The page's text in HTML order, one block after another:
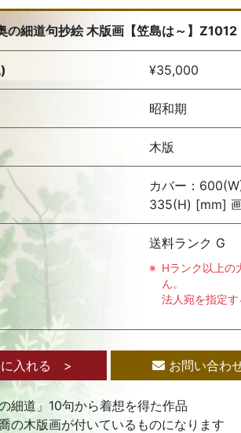
の細道句抄絵 木版画【笠島は～】Z1012
¥35,000
昭和期
木版
カバー：
335(H) [mm]
送料ランク G
Hランク以上の
ん。
法人宛を指定す
に入れる > お問い合
細道」10句から着想を得た作品
木版画が付いているものになります